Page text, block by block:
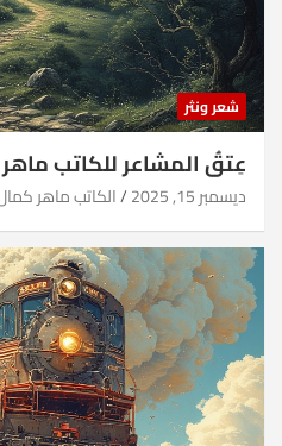
شعر ونثر
عِتقُ المشاعر للكاتب
ديسمبر 15, 2025 الكاتب ماهر